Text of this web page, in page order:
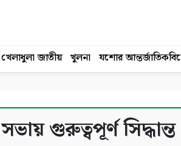
খেলাধুলা জাতীয় খুলনা যশোর আন্তর্জাতিক
গুরুত্বপূর্ণ সিদ্ধান্ত